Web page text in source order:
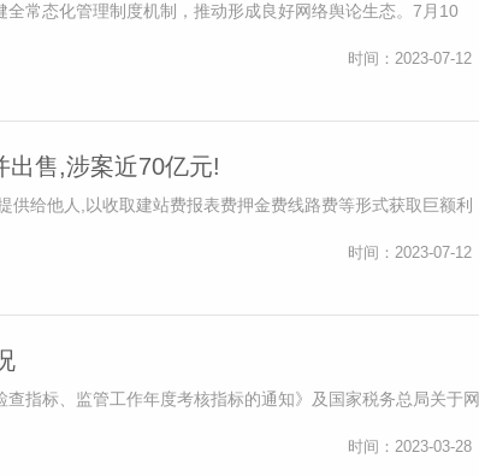
常态化管理制度机制，推动形成良好网络舆论生态。7月10
时间：2023-07-12
出售,涉案近70亿元!
给他人,以收取建站费报表费押金费线路费等形式获取巨额利
时间：2023-07-12
指标、监管工作年度考核指标的通知》及国家税务总局关于网
时间：2023-03-28